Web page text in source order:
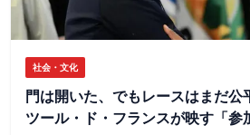
社会・文化
門は開いた、でもレースはまだ
ツール・ド・フランスが映す「参